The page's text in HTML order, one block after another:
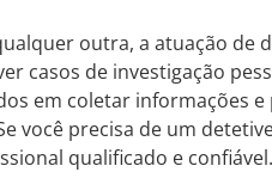
outra, a atuação de
casos de investigação
em coletar informações
você precisa de um
qualificado e confiável.